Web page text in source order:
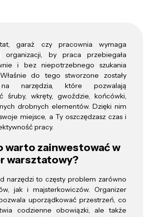
garaż czy pracownia wymaga
organizacji, by praca przebiegała
i bez niepotrzebnego szukania
do tego stworzone zostały
narzędzia, które pozwalają
śruby, wkręty, gwoździe, końcówki,
drobnych elementów. Dzięki nim
miejsce, a Ty oszczędzasz czas i
pracy.
warto zainwestować w
warsztatowy?
narzędzi to częsty problem zarówno
jak i majsterkowiczów. Organizer
uporządkować przestrzeń, co
codzienne obowiązki, ale także